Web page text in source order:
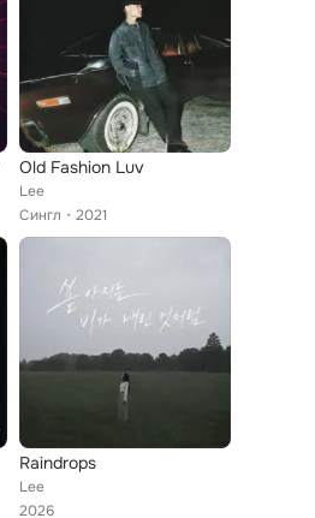
Old Fashion Luv
Lee
Сингл
2021
Raindrops
Lee
2026